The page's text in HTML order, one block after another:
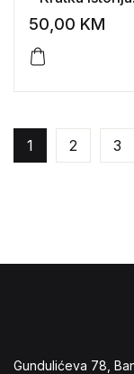
arhitekture
50,00 KM
1 2 3
Gundulićeva 78,